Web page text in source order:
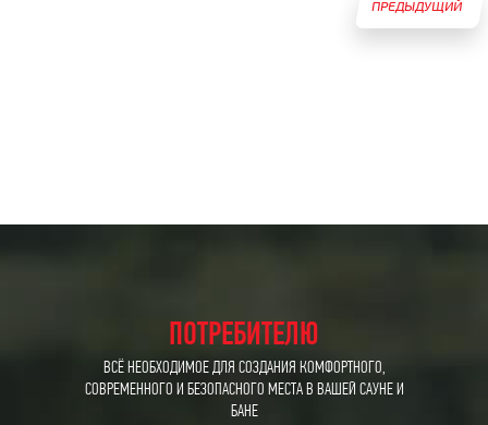
ПРЕДЫДУЩИЙ
ПОТРЕБИТЕЛЮ
ВСЁ НЕОБХОДИМОЕ ДЛЯ СОЗДАНИЯ КОМФОРТНОГО,
СОВРЕМЕННОГО И БЕЗОПАСНОГО МЕСТА В ВАШЕЙ САУНЕ И
БАНЕ